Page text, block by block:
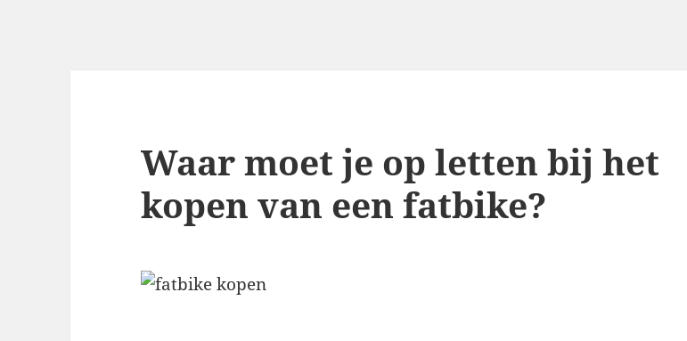
Waar moet je op letten bij het
kopen van een fatbike?